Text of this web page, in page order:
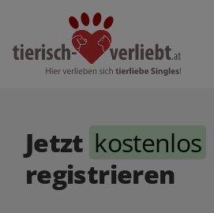
Jetzt kostenlos
registrieren